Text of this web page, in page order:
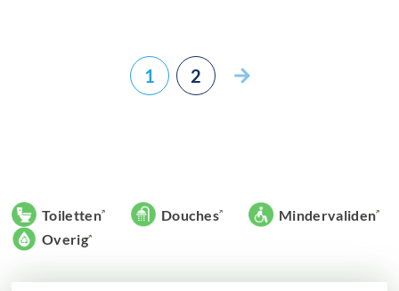
1 2
Toiletten Douches
Mindervaliden
Overig